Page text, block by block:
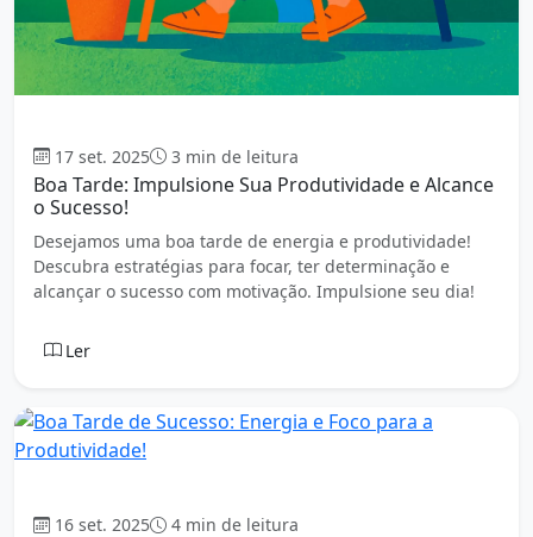
17 set. 2025 3 min de leitura
Boa Tarde: Impulsione Sua Produtividade e Alcance
o Sucesso!
Desejamos uma boa tarde de energia e produtividade!
Descubra estratégias para focar, ter determinação e
alcançar o sucesso com motivação. Impulsione seu dia!
Ler
16 set. 2025 4 min de leitura